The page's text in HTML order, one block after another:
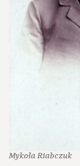
Mykoła Riabczuk